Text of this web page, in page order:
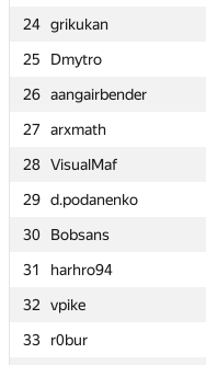
24 grikukan
25
Dmytro
26 aangairbender
27
arxmath
28 VisualMaf
29 d.podanenko
30
Bobsans
31
harhro94
32
vpike
33
r0bur
24 grikukan
25
Dmytro
26 aangairbender
27
arxmath
28 VisualMaf
29 d.podanenko
30
Bobsans
31
harhro94
32
vpike
33
r0bur